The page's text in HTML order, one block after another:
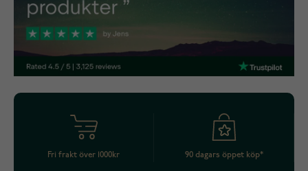
Fri frakt över 1000kr 90 dagars öppet köp*